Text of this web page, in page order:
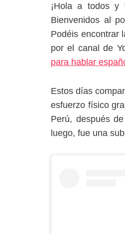
¡Hola a todos y
Bienvenidos al
Podéis encontrar
por el canal de
para hablar
Estos días
esfuerzo físico
Perú, después
luego, fue una